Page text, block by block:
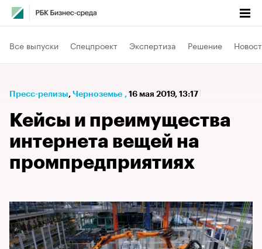
Все выпуски Спецпроект Экспертиза Решение
Пресс-релизы⁠, Черноземье , 16 мая 2019, 13:17
Кейсы и преимущества
интернета вещей на
промпредприятиях